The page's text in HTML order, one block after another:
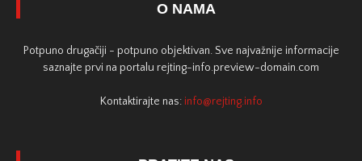
O NAMA
Potpuno drugačiji - potpuno objektivan. Sve najvažnije informacije
saznajte prvi na portalu rejting-info.preview-domain.com
Kontaktirajte nas: info@rejting.info